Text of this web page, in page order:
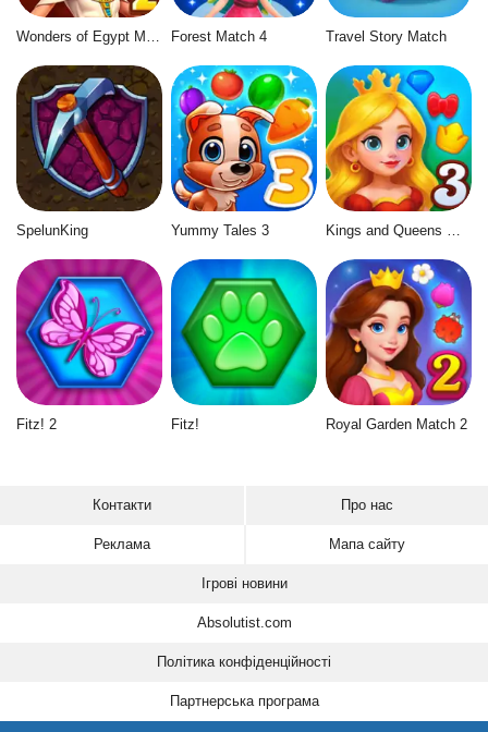
Forest Match 4 Travel Story Match
SpelunKing Yummy Tales 3
Fitz! 2 Fitz! Royal Garden Match 2
Контакти Про нас
Реклама Мапа сайту
Ігрові новини
Absolutist.com
Політика конфіденційності
Партнерська програма